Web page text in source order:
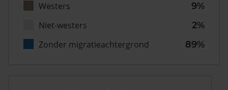
Westers
9%
Niet-westers
2%
Zonder migratieachtergrond
89%